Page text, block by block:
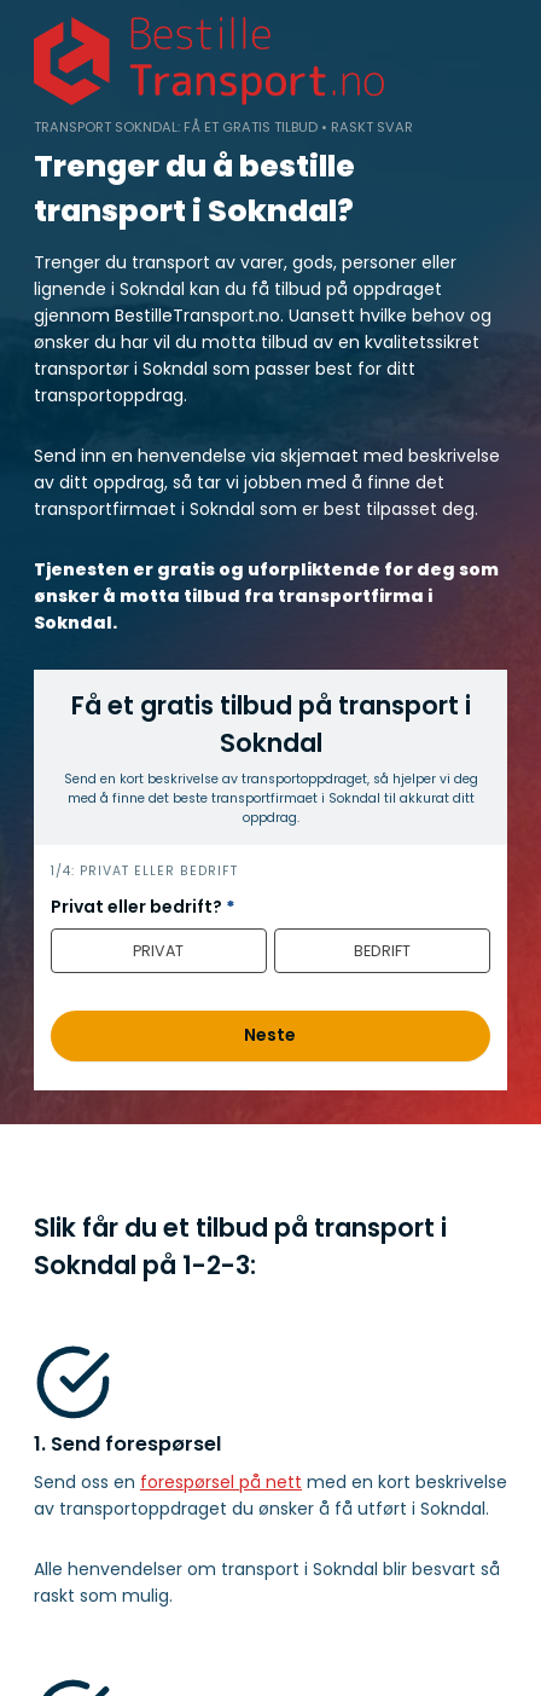
content
TRANSPORT SOKNDAL: FÅ ET GRATIS TILBUD • RASKT SVAR
Trenger du å bestille
transport i Sokndal?
Trenger du transport av varer, gods, personer eller
lignende i Sokndal kan du få tilbud på oppdraget
gjennom BestilleTransport.no. Uansett hvilke behov og
ønsker du har vil du motta tilbud av en kvalitetssikret
transportør i Sokndal som passer best for ditt
transportoppdrag.
Send inn en henvendelse via skjemaet med beskrivelse
av ditt oppdrag, så tar vi jobben med å finne det
transportfirmaet i Sokndal som er best tilpasset deg.
Tjenesten er gratis og uforpliktende for deg som
ønsker å motta tilbud fra transportfirma i
Sokndal.
Få et gratis tilbud på transport i
Sokndal
Send en kort beskrivelse av transport­oppdraget, så hjelper vi deg
med å finne det beste transport­firmaet i Sokndal til akkurat ditt
oppdrag.
h
e
r
1/4: PRIVAT ELLER BEDRIFT
Privat eller bedrift? *
PRIVAT BEDRIFT
Neste
Slik får du et tilbud på transport i
Sokndal på 1-2-3:
1. Send forespørsel
Send oss en forespørsel på nett med en kort beskrivelse
av transportoppdraget du ønsker å få utført i Sokndal.
Alle henvendelser om transport i Sokndal blir besvart så
raskt som mulig.